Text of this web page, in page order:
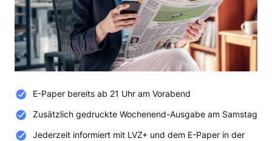
E-Paper bereits ab 21 Uhr am Vorabend
Zusätzlich gedruckte Wochenend-Ausgabe am Samstag
Jederzeit informiert mit LVZ+ und dem E-Paper in der